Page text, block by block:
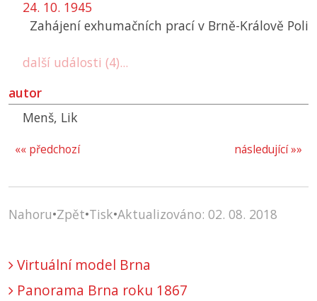
24. 10. 1945
Zahájení exhumačních prací v Brně-Králově Poli
další události (4)...
autor
Menš, Lik
následující »»
«« předchozí
Nahoru•Zpět•Tisk•Aktualizováno: 02. 08. 2018
Virtuální model Brna
Panorama Brna roku 1867